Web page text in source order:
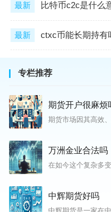
最新 比特币c2c是什么
最新 ctxc币能长期持有
专栏推荐
期货开户很麻烦
万洲金业合法吗
中辉期货好吗